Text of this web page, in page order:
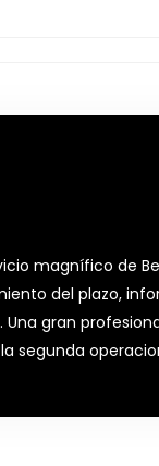
magnífico de
del plazo,
gran
la segunda